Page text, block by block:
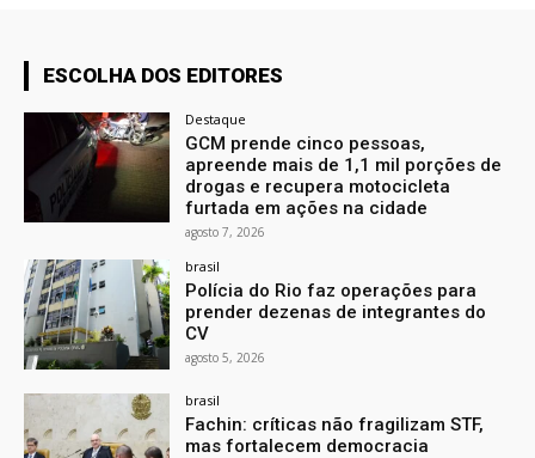
ESCOLHA DOS EDITORES
Destaque
GCM prende cinco pessoas,
apreende mais de 1,1 mil porções de
drogas e recupera motocicleta
furtada em ações na cidade
agosto 7, 2026
brasil
Polícia do Rio faz operações para
prender dezenas de integrantes do
CV
agosto 5, 2026
brasil
Fachin: críticas não fragilizam STF,
mas fortalecem democracia